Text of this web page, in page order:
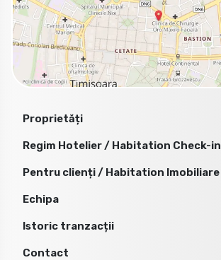
Proprietăți
Regim Hotelier / Habitation Check-in
Pentru clienți / Habitation Imobiliare
Echipa
Istoric tranzacții
Contact